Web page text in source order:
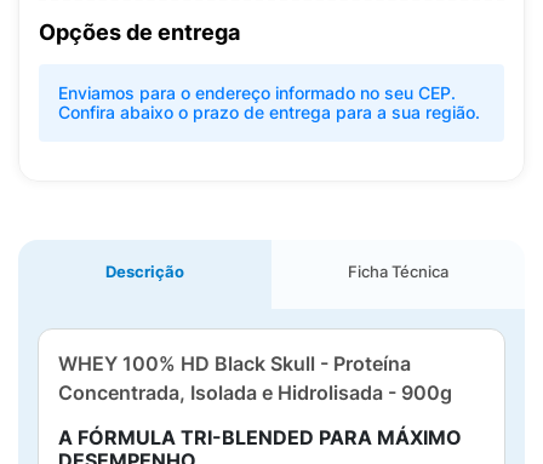
Opções de entrega
Enviamos para o endereço informado no seu CEP.
Confira abaixo o prazo de entrega para a sua região.
Descrição Ficha Técnica
WHEY 100% HD Black Skull - Proteína
Concentrada, Isolada e Hidrolisada - 900g
A FÓRMULA TRI-BLENDED PARA MÁXIMO